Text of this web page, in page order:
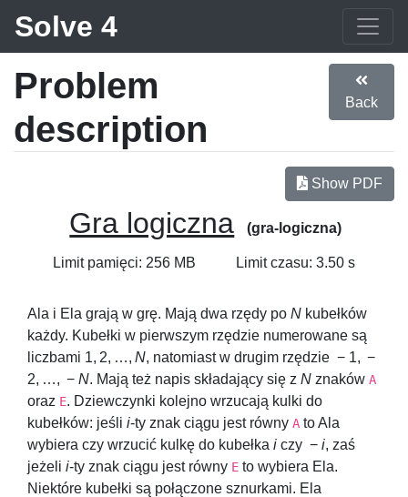
Solve 4
Problem
description
Back
Show PDF
Gra logiczna (gra-logiczna)
Limit pamięci: 256 MB Limit czasu: 3.50 s
Ala i Ela grają w grę. Mają dwa rzędy po N kubełków
każdy. Kubełki w pierwszym rzędzie numerowane są
liczbami 1, 2, …, N, natomiast w drugim rzędzie − 1, −
2, …, − N. Mają też napis składający się z N znaków A
oraz E. Dziewczynki kolejno wrzucają kulki do
kubełków: jeśli i-ty znak ciągu jest równy A to Ala
wybiera czy wrzucić kulkę do kubełka i czy − i, zaś
jeżeli i-ty znak ciągu jest równy E to wybiera Ela.
Niektóre kubełki są połączone sznurkami. Ela